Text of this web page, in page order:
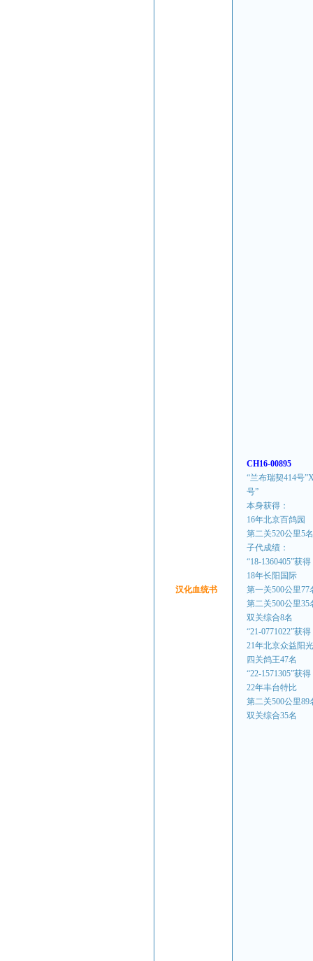
汉化血统书
CH16-00895
“兰布瑞契414号
号”
本身获得：
16年北京百鸽园
第二关520公里5名
子代成绩：
“18-1360405”获
18年长阳国际
第一关500公里77
第二关500公里35
双关综合8名
“21-0771022”获
21年北京众益阳
四关鸽王47名
“22-1571305”获
22年丰台特比
第二关500公里89
双关综合35名